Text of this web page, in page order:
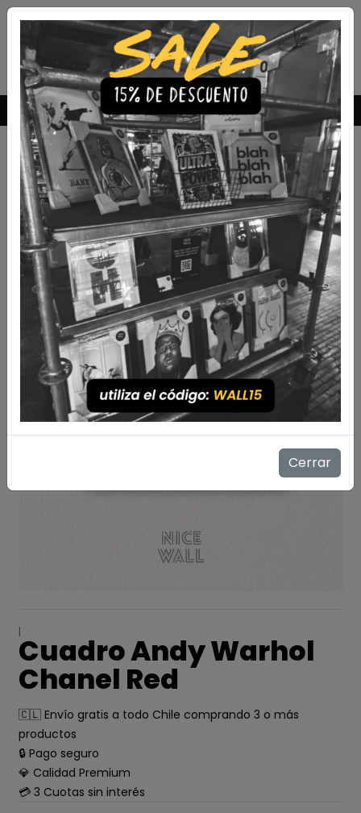
Envío Gratis a todo Chile comprando 3 o más productos
|
Cuadro Andy Warhol
Chanel Red
🇨🇱 Envío gratis a todo Chile comprando 3 o más
productos
🔒 Pago seguro
💎 Calidad Premium
💳 3 Cuotas sin interés
Cerrar